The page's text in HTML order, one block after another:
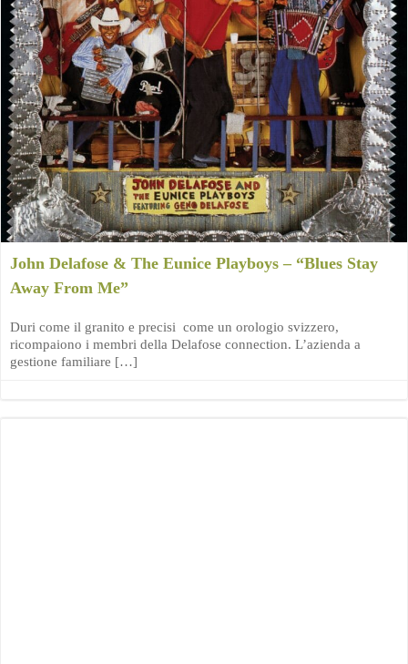
John Delafose & The Eunice Playboys – “Blues Stay
Away From Me”
Duri come il granito e precisi come un orologio svizzero,
ricompaiono i membri della Delafose connection. L’azienda a
gestione familiare […]